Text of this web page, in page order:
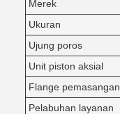
Merek
Ukuran
Ujung poros
Unit piston aksial
Flange pemasangan
Pelabuhan layanan